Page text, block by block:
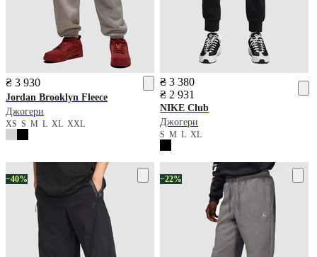
₴ 3 930
Jordan Brooklyn Fleece
Джогери
XS S M L XL XXL
₴ 3 380
₴ 2 931
NIKE Club
Джогери
SMLXL
−40% −22%